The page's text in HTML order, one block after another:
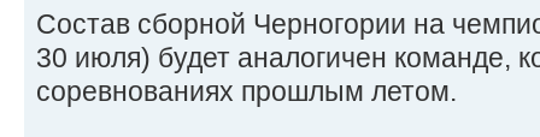
Состав сборной Черногории на
30 июля) будет аналогичен команде,
соревнованиях прошлым летом.